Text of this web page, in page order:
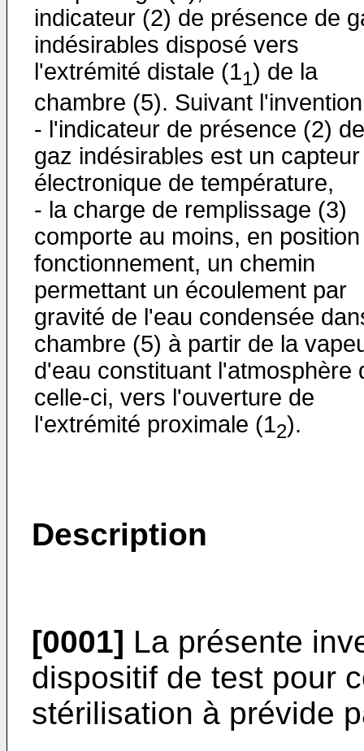
indicateur (2) de présence de
indésirables disposé vers
l'extrémité distale (11) de la
chambre (5). Suivant
- l'indicateur de présence (2) de
gaz indésirables est un capteur
électronique de température,
- la charge de remplissage (3)
comporte au moins, en
fonctionnement, un chemin
permettant un écoulement par
gravité de l'eau condensée
chambre (5) à partir de la
d'eau constituant l'atmosphère
celle-ci, vers l'ouverture de
l'extrémité proximale (12).
Description
[0001] La présente
dispositif de test pour
stérilisation à prévide